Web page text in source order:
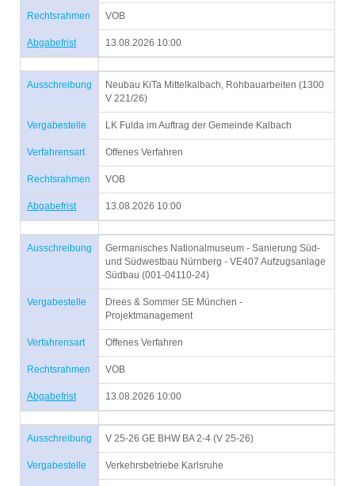
Rechtsrahmen VOB
Abgabefrist 13.08.2026 10:00
Ausschreibung
Neubau KiTa Mittelkalbach, Rohbauarbeiten (1300
V 221/26)
Vergabestelle LK Fulda im Auftrag der Gemeinde Kalbach
Verfahrensart Offenes Verfahren
Rechtsrahmen VOB
Abgabefrist 13.08.2026 10:00
Ausschreibung
Germanisches Nationalmuseum - Sanierung Süd-
und Südwestbau Nürnberg - VE407 Aufzugsanlage
Südbau (001-04110-24)
Vergabestelle
Drees & Sommer SE München -
Projektmanagement
Verfahrensart Offenes Verfahren
Rechtsrahmen VOB
Abgabefrist 13.08.2026 10:00
Ausschreibung V 25-26 GE BHW BA 2-4 (V 25-26)
Vergabestelle Verkehrsbetriebe Karlsruhe